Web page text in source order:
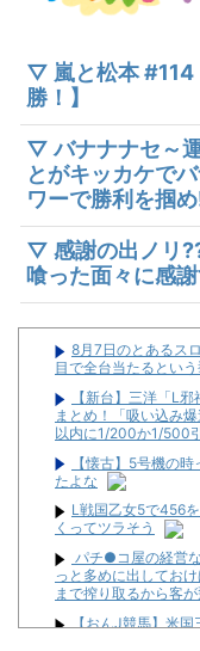
▽ 嵐と松本 #114
勝！】
▽ バナナナセ～
とがキッカケで
ワーで勝利を掴め
▽ 感謝の出ノリ
喰った面々に感謝
8月7日のとあるス
目で全台当たるとい
【新台】三洋「L
まとめ！「吸い込み
以内に1/200か1/500
【懐古】5号機の
たよな
L戦国乙女5で456
くってツラそう
パチ●コ屋の経営
っと多めに出してお
まで搾り取るから客
【おんJ競馬】米